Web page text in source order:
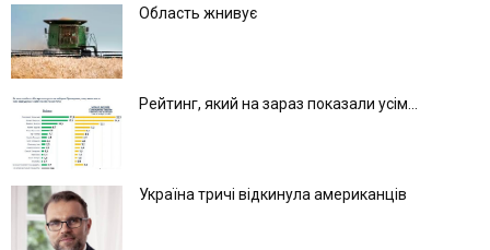
Область жнивує
Рейтинг, який на зараз показали усім...
Україна тричі відкинула американців